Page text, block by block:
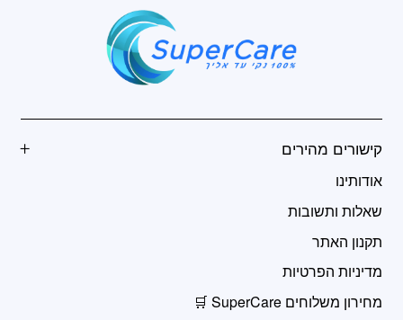
קישורים מהירים
אודותינו
שאלות ותשובות
תקנון האתר
מדיניות הפרטיות
מחירון משלוחים SuperCare 🛒